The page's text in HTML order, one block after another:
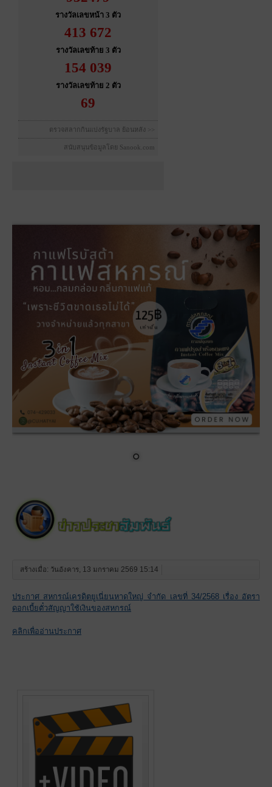
สร้างเมื่อ: วันอังคาร, 13 มกราคม 2569 15:14
ประกาศ สหกรณ์เครดิตยูเนี่ยนหาดใหญ่ จำกัด เลขที่ 34/2568 เรื่อง อัตรา
ดอกเบี้ยตั๋วสัญญาใช้เงินของสหกรณ์
คลิกเพื่ออ่านประกาศ